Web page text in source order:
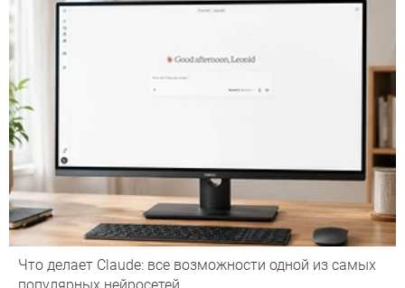
Что делает Сlaude: все возможности одной из самых